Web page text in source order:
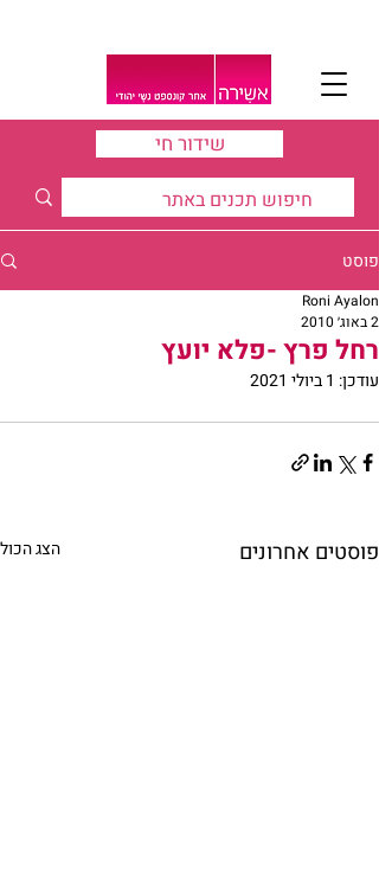
שידור חי
פוסט
רחל פרץ -פלא יועץ
Roni Ayalon
2 באוג׳ 2010
עודכן: 1 ביולי 2021
פוסטים אחרונים הצג הכול